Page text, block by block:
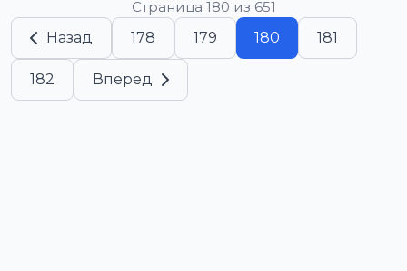
Страница 180 из 651
Назад
178 179 180 181
182 Вперед